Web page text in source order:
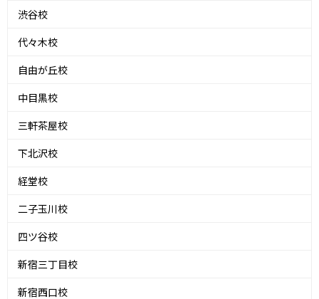
渋谷校
代々木校
自由が丘校
中目黒校
三軒茶屋校
下北沢校
経堂校
二子玉川校
四ツ谷校
新宿三丁目校
新宿西口校